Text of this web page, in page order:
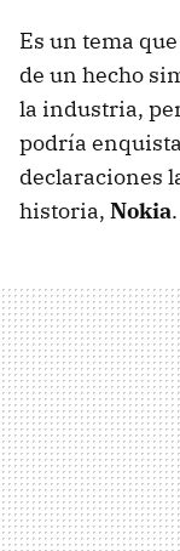
Es un tema
de un hecho
la industria,
podría
declaraciones
historia, Nokia.